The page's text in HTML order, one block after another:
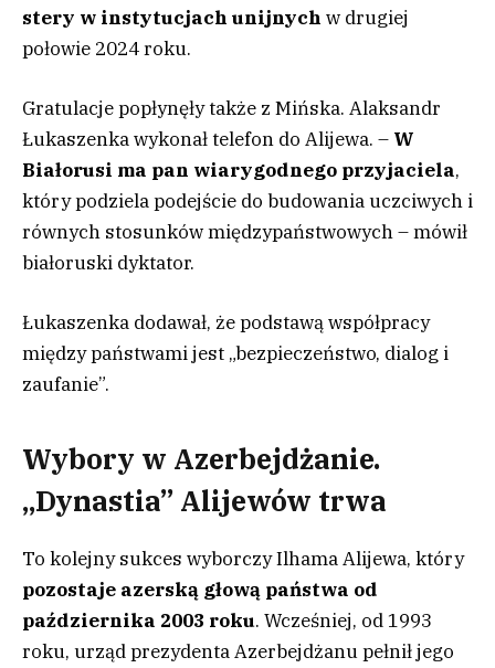
stery w instytucjach unijnych w drugiej
połowie 2024 roku.
Gratulacje popłynęły także z Mińska. Alaksandr
Łukaszenka wykonał telefon do Alijewa. – W
Białorusi ma pan wiarygodnego przyjaciela,
który podziela podejście do budowania uczciwych i
równych stosunków międzypaństwowych – mówił
białoruski dyktator.
Łukaszenka dodawał, że podstawą współpracy
między państwami jest „bezpieczeństwo, dialog i
zaufanie”.
Wybory w Azerbejdżanie.
„Dynastia” Alijewów trwa
To kolejny sukces wyborczy Ilhama Alijewa, który
pozostaje azerską głową państwa od
października 2003 roku. Wcześniej, od 1993
roku, urząd prezydenta Azerbejdżanu pełnił jego